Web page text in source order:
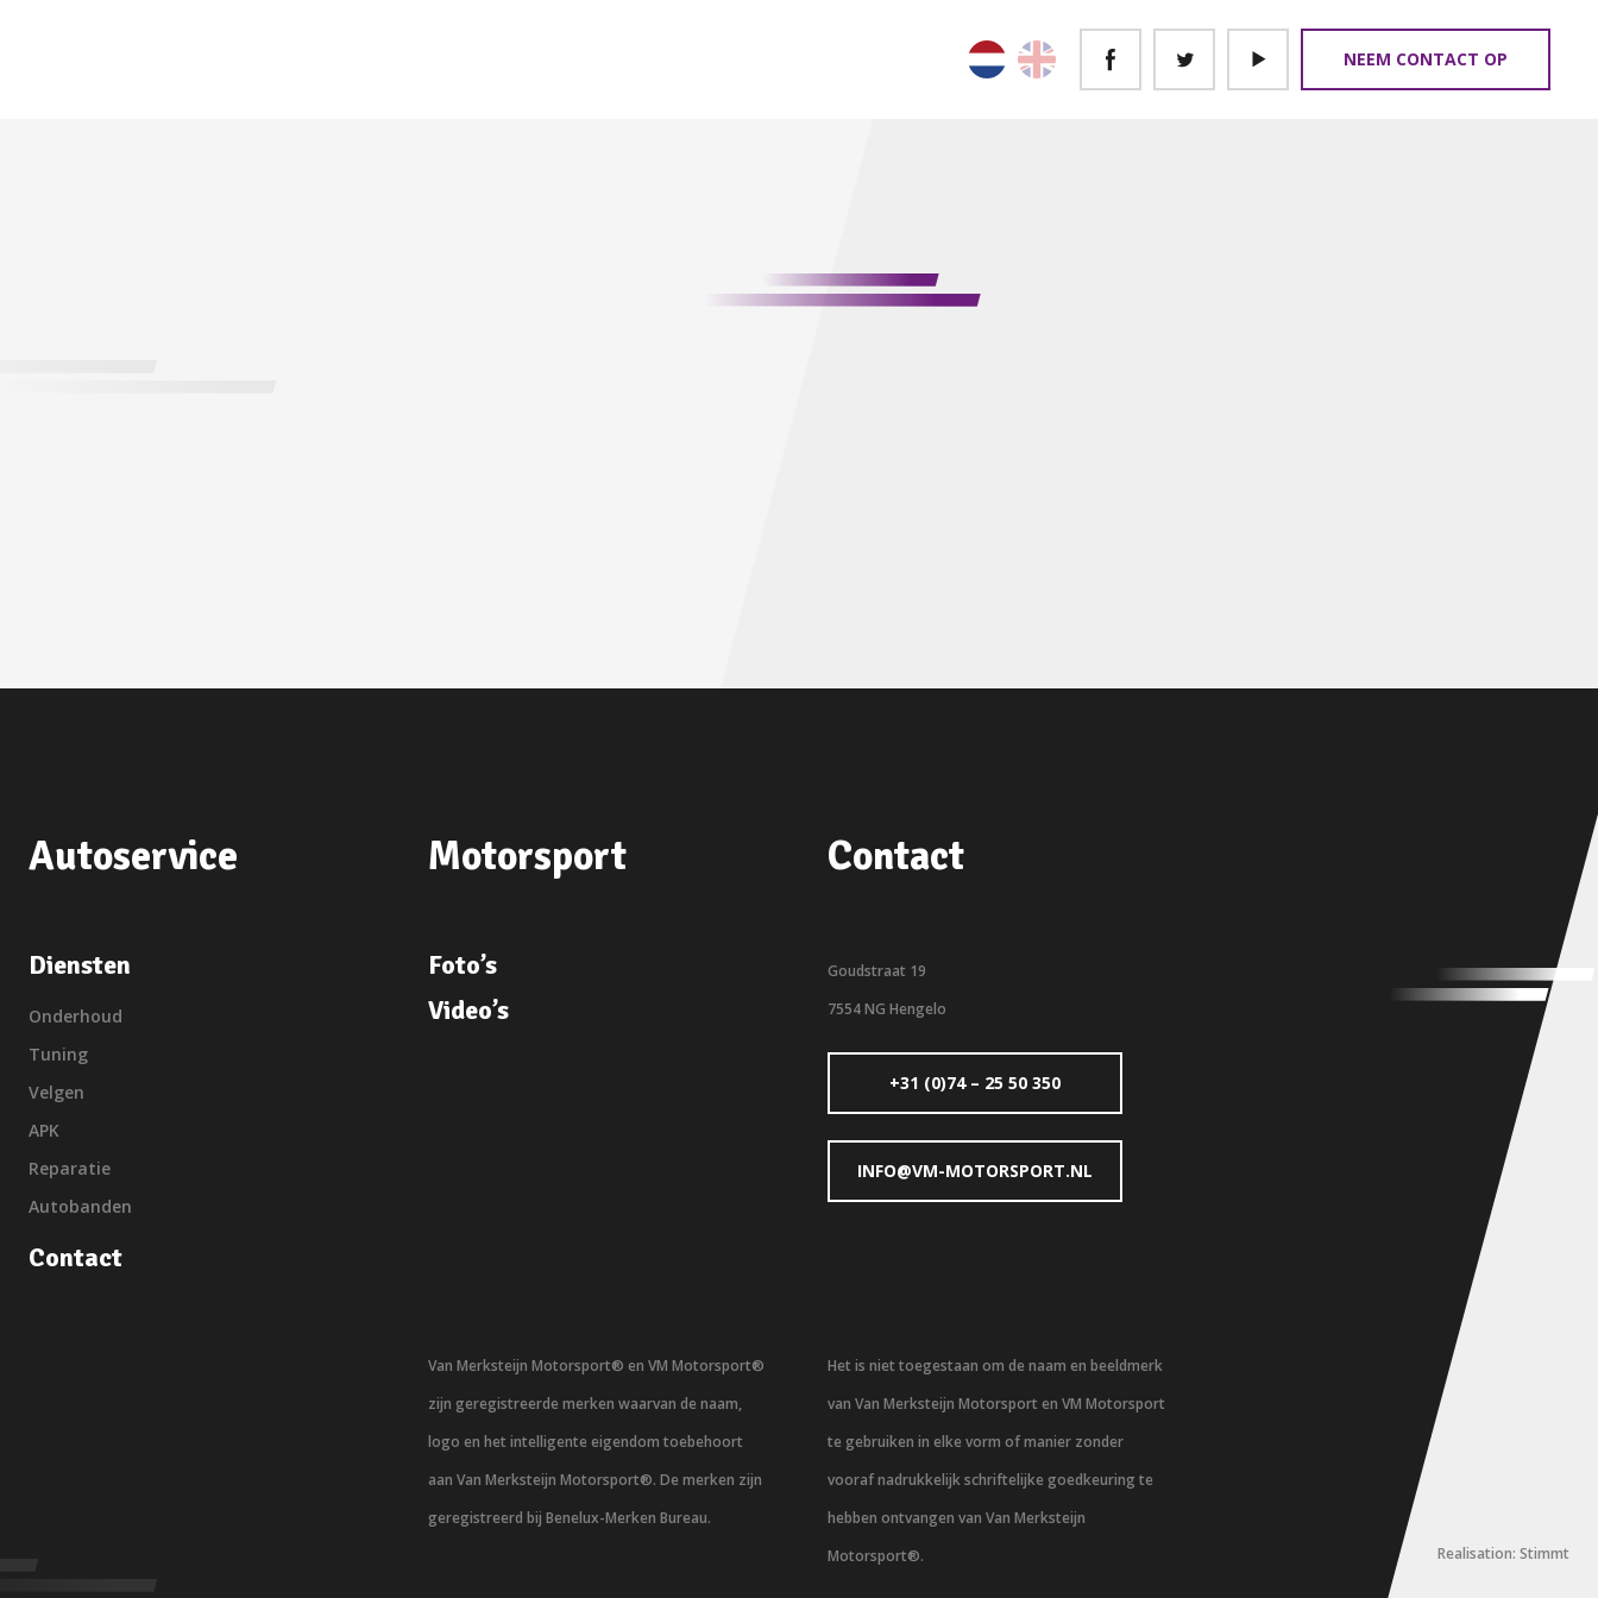
NEEM CONTACT OP
Autoservice
Diensten
Onderhoud
Tuning
Velgen
APK
Reparatie
Autobanden
Contact
Motorsport
Foto’s
Video’s
Contact
Goudstraat 19
7554 NG Hengelo
+31 (0)74 – 25 50 350
INFO@VM-MOTORSPORT.NL
Van Merksteijn Motorsport® en VM Motorsport®
zijn geregistreerde merken waarvan de naam,
logo en het intelligente eigendom toebehoort
aan Van Merksteijn Motorsport®. De merken zijn
geregistreerd bij Benelux-Merken Bureau.
Het is niet toegestaan om de naam en beeldmerk
van Van Merksteijn Motorsport en VM Motorsport
te gebruiken in elke vorm of manier zonder
vooraf nadrukkelijk schriftelijke goedkeuring te
hebben ontvangen van Van Merksteijn
Motorsport®.
Realisation: Stimmt